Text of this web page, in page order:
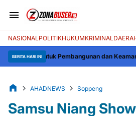
NASIONALPOLITIKHUKUMKRIMINAL
BERITA HARI INI
untuk Pembangunan dan KeamananHari
AHADNEWS Soppeng
Samsu Niang